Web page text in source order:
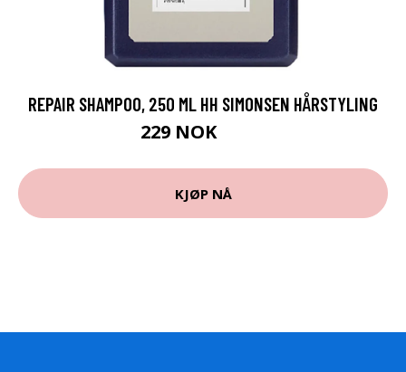
REPAIR SHAMPOO, 250 ML HH SIMONSEN HÅRSTYLING
229 NOK
KJØP NÅ